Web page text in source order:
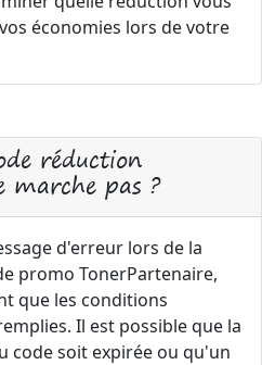
économies lors de votre
réduction
marche pas ?
d'erreur lors de la
promo TonerPartenaire,
que les conditions
Il est possible que la
code soit expirée ou qu'un